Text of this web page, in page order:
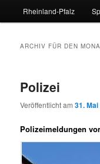
Rheinland-Pfalz
ARCHIV FÜR DEN
Polizei
Veröffentlicht am31.
Polizeimeldungen